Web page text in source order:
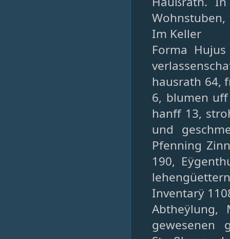
Im Keller
Forma
hausrath 64,
6, blumen
hanff 13,
und
Pfenning
190,
Inventarÿ
Abtheÿlung,
gewesenen